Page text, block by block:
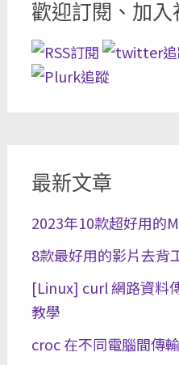
歡迎訂閱、加入
最新文章
2023年10款超好用的
8款最好用的影片去背
[Linux] curl 網路資料
教學
croc 在不同電腦間傳